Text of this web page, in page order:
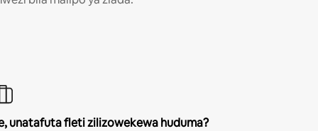
unatafuta fleti zilizowekewa huduma?